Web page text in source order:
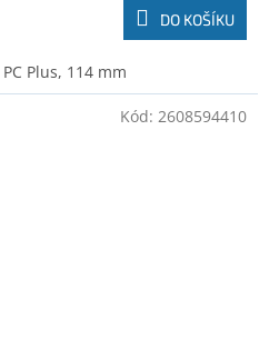
DO KOŠÍKU
Plus, 114 mm
Kód: 2608594410